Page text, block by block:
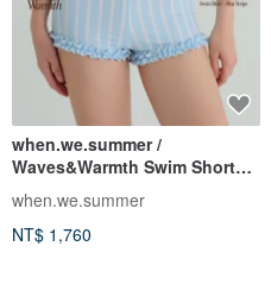
when.we.summer /
Waves&Warmth Swim Short
(僅褲裝)
when.we.summer
NT$ 1,760